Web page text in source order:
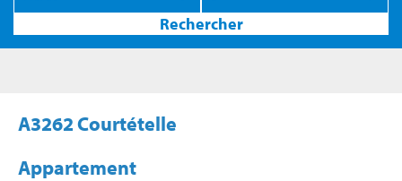
A3262 Courtételle
Appartement